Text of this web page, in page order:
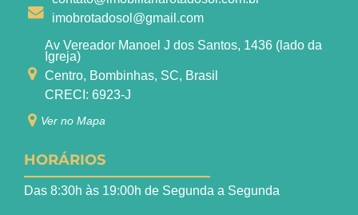
imobrotadosol@gmail.com
Av Vereador Manoel J dos Santos, 1436 (lado da
Igreja)
Centro, Bombinhas, SC, Brasil
CRECI: 6923-J
Ver no Mapa
HORÁRIOS
Das 8:30h às 19:00h de Segunda a Segunda